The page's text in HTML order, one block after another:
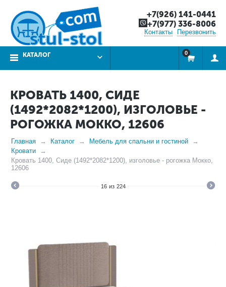
+7(926) 141-0441
+7(977) 336-8006
Контакты Перезвонить
КАТАЛОГ 0
КРОВАТЬ 1400, СИДЕ
(1492*2082*1200), ИЗГОЛОВЬЕ -
РОГОЖКА МОККО, 12606
Главная Каталог
Мебель для спальни и гостиной
Кровати
Кровать 1400, Сиде (1492*2082*1200), изголовье - рогожка Мокко,
12606
16 из 224